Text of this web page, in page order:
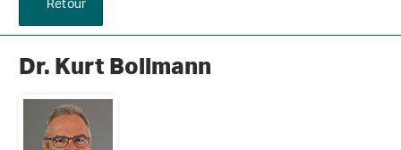
Dr. Kurt Bollmann